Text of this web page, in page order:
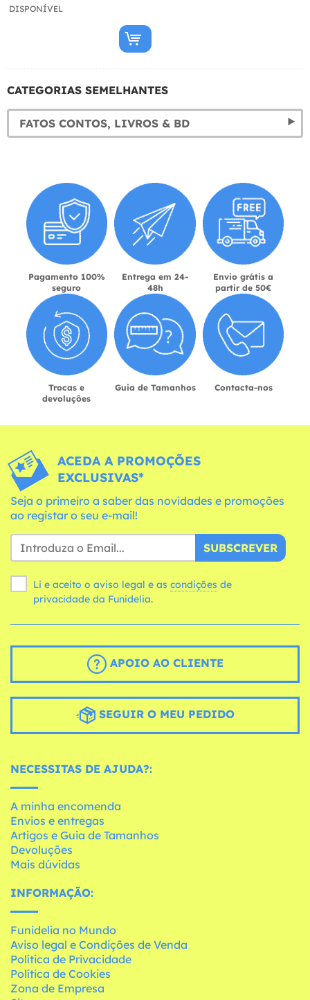
DISPONÍVEL
CATEGORIAS SEMELHANTES
FATOS CONTOS, LIVROS & BD
Pagamento 100%
seguro
Entrega em 24-
48h
Envio grátis a
partir de 50€
Trocas e
devoluções
Guia de Tamanhos Contacta-nos
ACEDA A PROMOÇÕES
EXCLUSIVAS*
Seja o primeiro a saber das novidades e promoções
ao registar o seu e-mail!
SUBSCREVER
Li e aceito o aviso legal e as condições
privacidade da Funidelia.
APOIO AO CLIENTE
SEGUIR O MEU PEDIDO
NECESSITAS DE AJUDA?:
A minha encomenda
Envios e entregas
Artigos e Guia de Tamanhos
Devoluções
Mais dúvidas
INFORMAÇÃO:
Funidelia no Mundo
Aviso legal e Condições de Venda
Política de Privacidade
Política de Cookies
Zona de Empresa